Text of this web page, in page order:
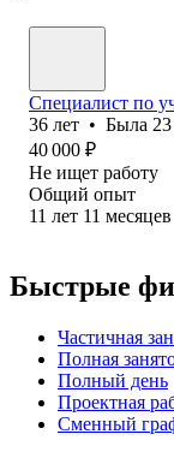
Специалист по
36 лет • Была
40 000 ₽
Не ищет работу
Общий опыт
11 лет 11 месяцев
Быстрые
Частичная
Полная
Полный день
Проектная
Сменный